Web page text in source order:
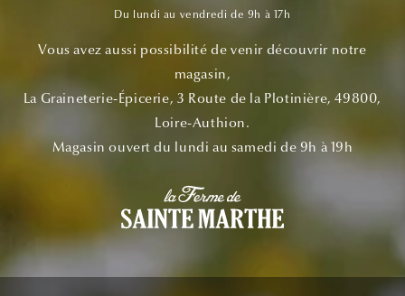
Du lundi au vendredi de 9h à 17h
Vous avez aussi possibilité de venir découvrir notre
magasin,
La Graineterie-Épicerie, 3 Route de la Plotinière, 49800,
Loire-Authion.
Magasin ouvert du lundi au samedi de 9h à 19h